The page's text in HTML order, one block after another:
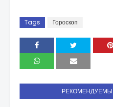
Tags Гороскоп